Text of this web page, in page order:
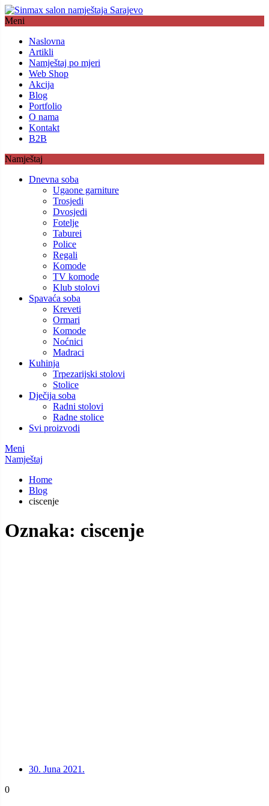
Meni
Naslovna
Artikli
Namještaj po mjeri
Web Shop
Akcija
Blog
Portfolio
O nama
Kontakt
B2B
Namještaj
Dnevna soba
Ugaone garniture
Trosjedi
Dvosjedi
Fotelje
Taburei
Police
Regali
Komode
TV komode
Klub stolovi
Spavaća soba
Kreveti
Ormari
Komode
Noćnici
Madraci
Kuhinja
Trpezarijski stolovi
Stolice
Dječija soba
Radni stolovi
Radne stolice
Svi proizvodi
Meni
Namještaj
Home
Blog
ciscenje
Oznaka: ciscenje
30. Juna 2021.
0